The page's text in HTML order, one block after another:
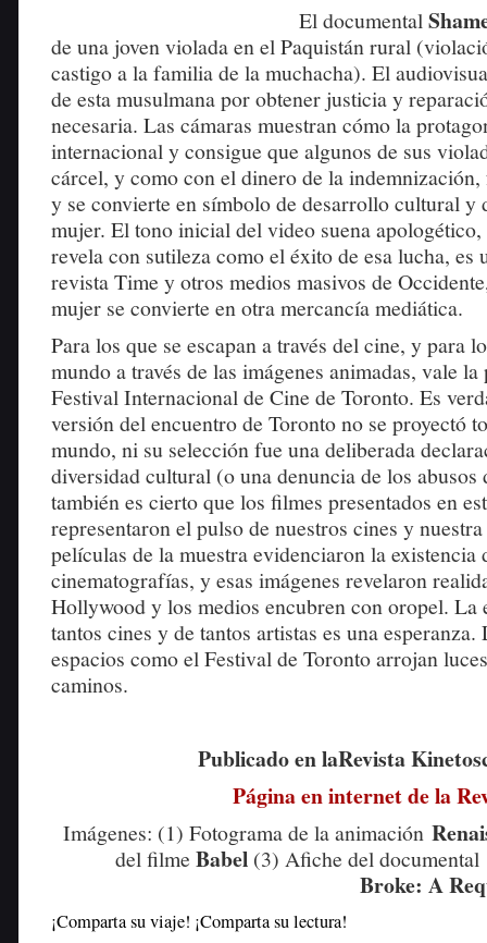
El documental
de una joven violada en el Paquistán rural
castigo a la familia de la muchacha). El
de esta musulmana por obtener justicia y
necesaria. Las cámaras muestran cómo la
internacional y consigue que algunos de sus
cárcel, y como con el dinero de la indemnización,
y se convierte en símbolo de desarrollo cultural y
mujer. El tono inicial del video suena
revela con sutileza como el éxito de esa lucha, es
revista Time y otros medios masivos de
mujer se convierte en otra mercancía mediática.
Para los que se escapan a través del cine, y para
mundo a través de las imágenes animadas, vale
Festival Internacional de Cine de Toronto. Es
versión del encuentro de Toronto no se proyectó
mundo, ni su selección fue una deliberada
diversidad cultural (o una denuncia de los
también es cierto que los filmes presentados en
representaron el pulso de nuestros cines y
películas de la muestra evidenciaron la existencia
cinematografías, y esas imágenes revelaron
Hollywood y los medios encubren con oropel. La
tantos cines y de tantos artistas es una
espacios como el Festival de Toronto arrojan
caminos.
Publicado en laRevista
Página en internet de la
Imágenes: (1) Fotograma de la animación
del filme Babel (3) Afiche del
Broke: A
¡Comparta su viaje! ¡Comparta su lectura!